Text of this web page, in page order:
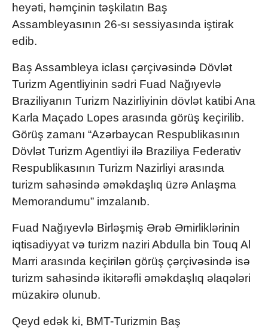
heyəti, həmçinin təşkilatın Baş
Assambleyasının 26-sı sessiyasında iştirak
edib.
Baş Assambleya iclası çərçivəsində Dövlət
Turizm Agentliyinin sədri Fuad Nağıyevlə
Braziliyanın Turizm Nazirliyinin dövlət katibi Ana
Karla Maçado Lopes arasında görüş keçirilib.
Görüş zamanı “Azərbaycan Respublikasının
Dövlət Turizm Agentliyi ilə Braziliya Federativ
Respublikasının Turizm Nazirliyi arasında
turizm sahəsində əməkdaşlıq üzrə Anlaşma
Memorandumu” imzalanıb.
Fuad Nağıyevlə Birləşmiş Ərəb Əmirliklərinin
iqtisadiyyat və turizm naziri Abdulla bin Touq Al
Marri arasında keçirilən görüş çərçivəsində isə
turizm sahəsində ikitərəfli əməkdaşlıq əlaqələri
müzakirə olunub.
Qeyd edək ki, BMT-Turizmin Baş